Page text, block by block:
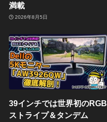
満載
2026年8月5日
39インチでは世界初のRGB
ストライプ＆タンデム